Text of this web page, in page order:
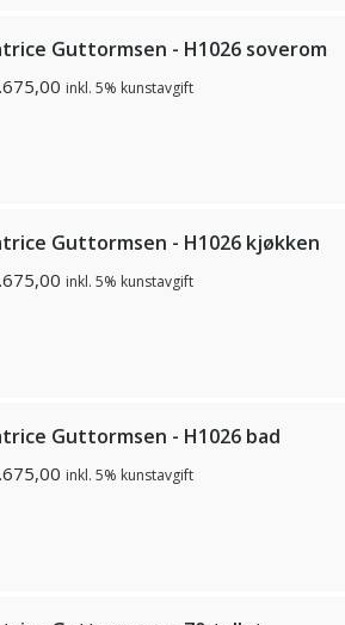
Guttormsen - H1026 soverom
inkl. 5% kunstavgift
Guttormsen - H1026 kjøkken
inkl. 5% kunstavgift
Guttormsen - H1026 bad
inkl. 5% kunstavgift